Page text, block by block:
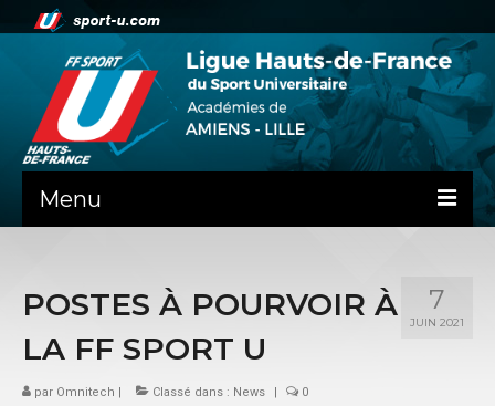
Menu
PRÉSENTATION
ADMINISTRATIF
SPORTS CO
7
JUIN 2021
POSTES À POURVOIR À
LA FF SPORT U
par Omnitech | Classé dans : News | 0